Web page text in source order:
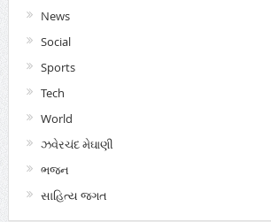
News
Social
Sports
Tech
World
ઝવેરચંદ મેઘાણી
ભજન
સાહિત્ય જગત